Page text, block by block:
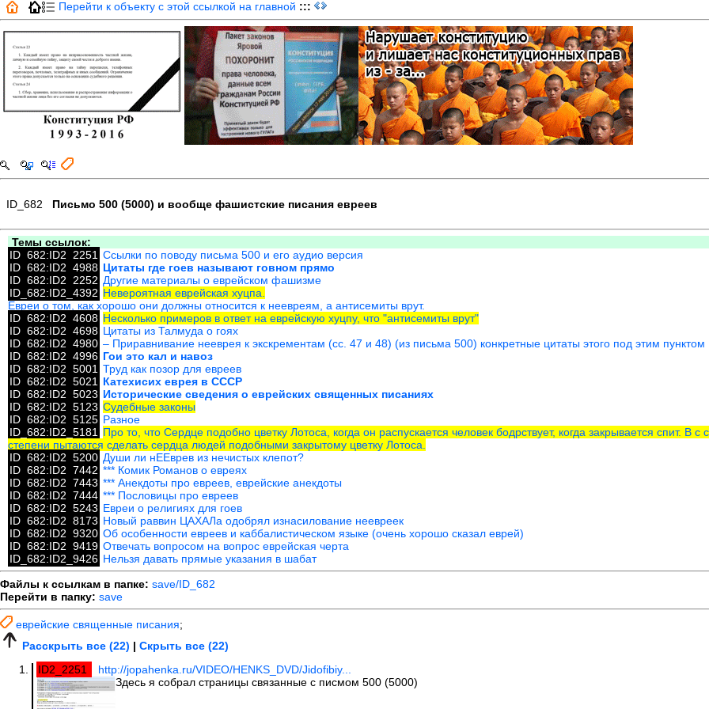
Перейти к объекту с этой ссылкой на главной :::
ID_682 Письмо 500 (5000) и вообще фашистские писания евреев
Темы ссылок:
ID_682:ID2_2251 Ссылки по поводу письма 500 и его аудио версия
ID_682:ID2_4988 Цитаты где гоев называют говном прямо
ID_682:ID2_2252 Другие материалы о еврейском фашизме
ID_682:ID2_4392 Невероятная еврейская хуцпа.
Евреи о том, как хорошо они должны относится к неевреям, а антисемиты врут.
ID_682:ID2_4608 Несколько примеров в ответ на еврейскую хуцпу, что "антисемиты врут"
ID_682:ID2_4698 Цитаты из Талмуда о гоях
ID_682:ID2_4980 – Приравнивание нееврея к экскрементам (сс. 47 и 48) (из письма 500) конкретные цитаты этого под этим пунктом
ID_682:ID2_4996 Гои это кал и навоз
ID_682:ID2_5001 Труд как позор для евреев
ID_682:ID2_5021 Катехисих еврея в СССР
ID_682:ID2_5023 Исторические сведения о еврейских священных писаниях
ID_682:ID2_5123 Судебные законы
ID_682:ID2_5125 Разное
ID_682:ID2_5181 Про то, что Сердце подобно цветку Лотоса, когда он распускается человек бодрствует, когда закрывается спит. В
степени пытаются сделать сердца людей подобными закрытому цветку Лотоса.
ID_682:ID2_5200 Души ли нЕЕврев из нечистых клепот?
ID_682:ID2_7442 *** Комик Романов о евреях
ID_682:ID2_7443 *** Анекдоты про евреев, еврейские анекдоты
ID_682:ID2_7444 *** Пословицы про евреев
ID_682:ID2_5243 Евреи о религиях для гоев
ID_682:ID2_8173 Новый раввин ЦАХАЛа одобрял изнасилование неевреек
ID_682:ID2_9320 Об особенности евреев и каббалистическом языке (очень хорошо сказал еврей)
ID_682:ID2_9419 Отвечать вопросом на вопрос еврейская черта
ID_682:ID2_9426 Нельзя давать прямые указания в шабат
Файлы к ссылкам в папке: save/ID_682
Перейти в папку: save
еврейские священные писания;
Расскрыть все (22) | Скрыть все (22)
ID2_2251
http://jopahenka.ru/VIDEO/HENKS_DVD/Jidofibiy...
Здесь я собрал страницы связанные с писмом 500 (5000)